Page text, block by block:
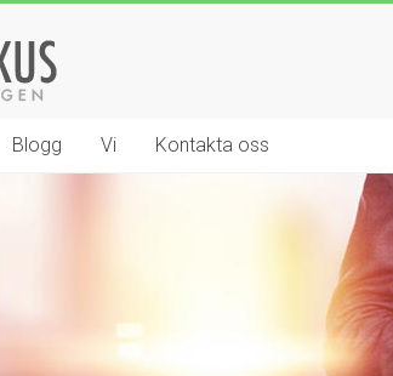
Blogg Vi Kontakta oss